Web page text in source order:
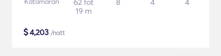
62 fot
19 m
8 4 4
$4,203 /natt